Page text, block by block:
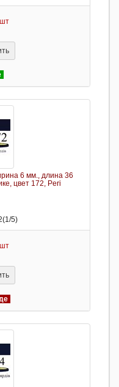
6 мм., длина 36
цвет 172, Peri
5)